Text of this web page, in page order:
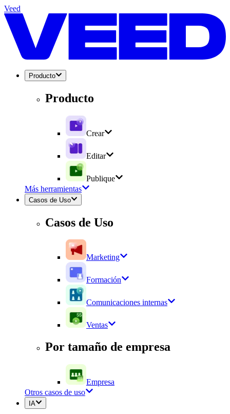
Veed
Producto
Producto
Crear
Editar
Publique
Más herramientas
Casos de Uso
Casos de Uso
Marketing
Formación
Comunicaciones internas
Ventas
Por tamaño de empresa
Empresa
Otros casos de uso
IA